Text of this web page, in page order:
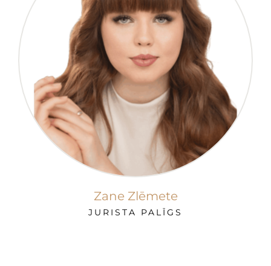
Zane Zlēmete
JURISTA PALĪGS